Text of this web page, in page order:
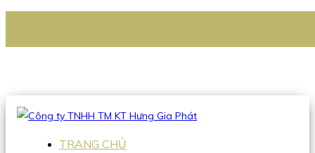
Hotline:0938 336 079
TRANG CHỦ